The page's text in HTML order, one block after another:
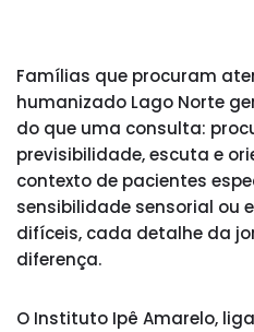
Famílias que procuram
humanizado Lago Norte
do que uma consulta:
previsibilidade, escuta e
contexto de pacientes
sensibilidade sensorial ou
difíceis, cada detalhe da
diferença.
O Instituto Ipê Amarelo,